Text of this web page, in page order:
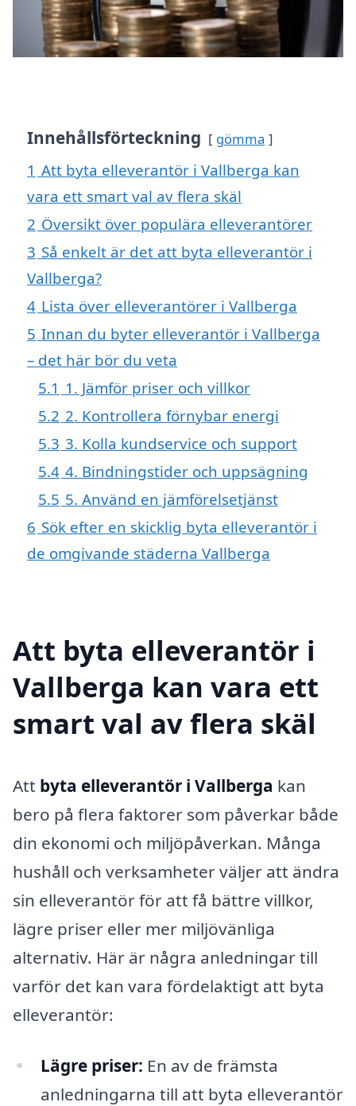
Innehållsförteckning gömma
1 Att byta elleverantör i Vallberga kan
vara ett smart val av flera skäl
2 Översikt över populära elleverantörer
3 Så enkelt är det att byta elleverantör i
Vallberga?
4 Lista över elleverantörer i Vallberga
5 Innan du byter elleverantör i Vallberga
– det här bör du veta
5.1 1. Jämför priser och villkor
5.2 2. Kontrollera förnybar energi
5.3 3. Kolla kundservice och support
5.4 4. Bindningstider och uppsägning
5.5 5. Använd en jämförelsetjänst
6 Sök efter en skicklig byta elleverantör i
de omgivande städerna Vallberga
Att byta elleverantör i
Vallberga kan vara ett
smart val av flera skäl
Att byta elleverantör i Vallberga kan
bero på flera faktorer som påverkar både
din ekonomi och miljöpåverkan. Många
hushåll och verksamheter väljer att ändra
sin elleverantör för att få bättre villkor,
lägre priser eller mer miljövänliga
alternativ. Här är några anledningar till
varför det kan vara fördelaktigt att byta
elleverantör:
Lägre priser: En av de främsta
anledningarna till att byta elleverantör